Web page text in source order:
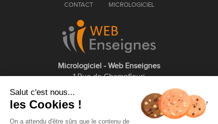
CONTACT
MICROLOGICIEL
Micrologiciel - Web Enseignes
1 Rue de Champfleuri
01 75 43 63 60
Salut c'est nous...
les Cookies !
On a attendu d'être sûrs que le contenu de